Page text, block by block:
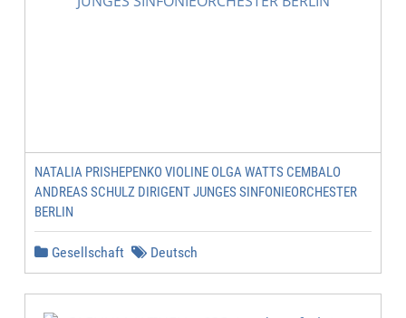
NATALIA PRISHEPENKO VIOLINE OLGA WATTS CEMBALO
ANDREAS SCHULZ DIRIGENT JUNGES SINFONIEORCHESTER
BERLIN
Gesellschaft Deutsch